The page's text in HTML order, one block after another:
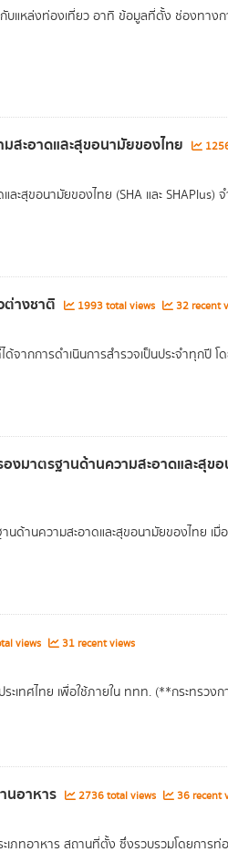
บแหล่งท่องเที่ยว อาทิ ข้อมูลที่ตั้ง ช่องทาง
สะอาดและสุขอนามัยของไทย
สุขอนามัยของไทย (SHA และ SHAPlus)
ต่างชาติ 1993 total views 32 recent
ากการดำเนินการสำรวจเป็นประจำทุกปี โ
งมาตรฐานด้านความสะอาดและสุข
ด้านความสะอาดและสุขอนามัยของไทย เมื่
views 31 recent views
เทศไทย เพื่อใช้ภายใน ททท. (**กระทรวง
นอาหาร 2736 total views 36 recent
ภทอาหาร สถานที่ตั้ง ซึ่งรวบรวมโดยการท่